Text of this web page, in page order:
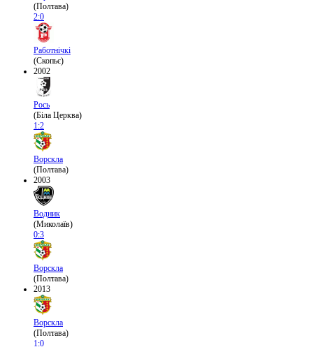
(Полтава)
2:0
Работнічкі
(Скопьє)
2002
Рось
(Біла Церква)
1:2
Ворскла
(Полтава)
2003
Водник
(Миколаїв)
0:3
Ворскла
(Полтава)
2013
Ворскла
(Полтава)
1:0